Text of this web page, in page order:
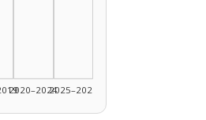
2020–20242025–2026